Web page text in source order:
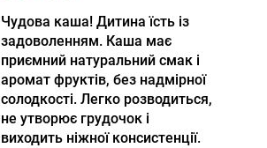
Чудова каша! Дитина їсть із
задоволенням. Каша має
приємний натуральний смак і
аромат фруктів, без надмірної
солодкості. Легко розводиться,
не утворює грудочок і
виходить ніжної консистенції.